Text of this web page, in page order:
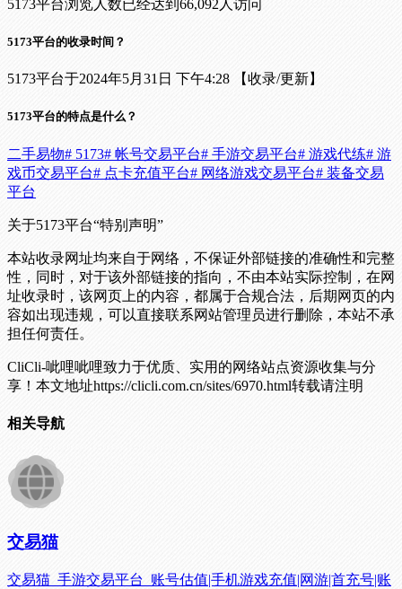
5173平台浏览人数已经达到66,092人访问
5173平台的收录时间？
5173平台于2024年5月31日 下午4:28 【收录/更新】
5173平台的特点是什么？
二手易物# 5173# 帐号交易平台# 手游交易平台# 游戏代练# 游
戏币交易平台# 点卡充值平台# 网络游戏交易平台# 装备交易
平台
关于5173平台“特别声明”
本站收录网址均来自于网络，不保证外部链接的准确性和完整
性，同时，对于该外部链接的指向，不由本站实际控制，在网
址收录时，该网页上的内容，都属于合规合法，后期网页的内
容如出现违规，可以直接联系网站管理员进行删除，本站不承
担任何责任。
CliCli-呲哩呲哩致力于优质、实用的网络站点资源收集与分
享！ 本文地址https://clicli.com.cn/sites/6970.html转载请注明
相关导航
交易猫
交易猫_手游交易平台_账号估值|手机游戏充值|网游|首充号|账